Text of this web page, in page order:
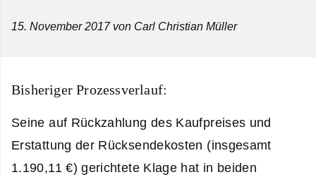
15. November 2017von Carl Christian Müller
Bisheriger Prozessverlauf:
Seine auf Rückzahlung des Kaufpreises und
Erstattung der Rücksendekosten (insgesamt
1.190,11 €) gerichtete Klage hat in beiden